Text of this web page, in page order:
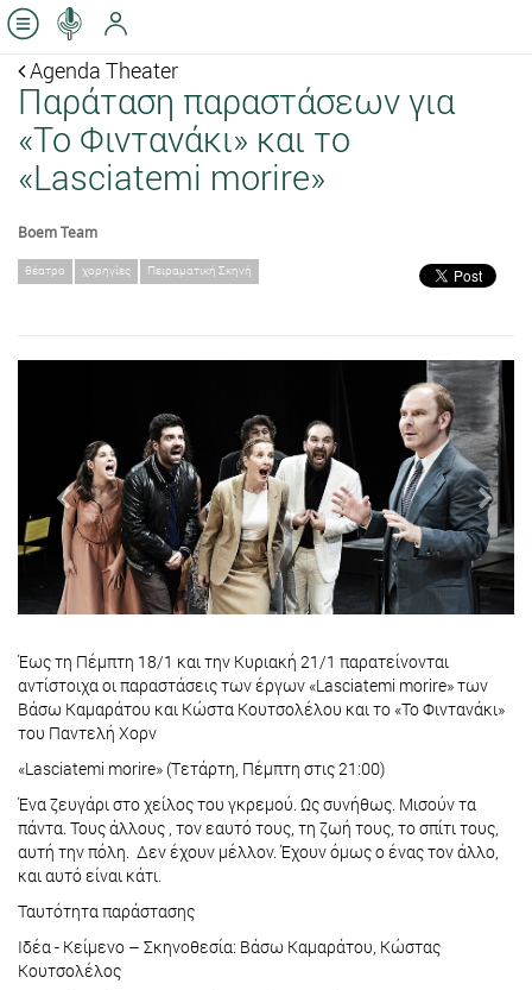
Agenda Theater
Παράταση παραστάσεων για
«Το Φιντανάκι» και το
«Lasciatemi morire»
Boem Team
θέατρο χορηγίες Πειραματική Σκηνή
Next
Έως τη Πέμπτη 18/1 και την Κυριακή 21/1 παρατείνονται
αντίστοιχα οι παραστάσεις των έργων «Lasciatemi morire» των
Βάσω Καμαράτου και Κώστα Κουτσολέλου και το «Το Φιντανάκι»
του Παντελή Χορν
«Lasciatemi morire» (Tετάρτη, Πέμπτη στις 21:00)
Ένα ζευγάρι στο χείλος του γκρεμού. Ως συνήθως. Μισούν τα
πάντα. Τους άλλους , τον εαυτό τους, τη ζωή τους, το σπίτι τους,
αυτή την πόλη. Δεν έχουν μέλλον. Έχουν όμως ο ένας τον άλλο,
και αυτό είναι κάτι.
Ταυτότητα παράστασης
Ιδέα - Κείμενο – Σκηνοθεσία: Βάσω Καμαράτου, Κώστας
Κουτσολέλος